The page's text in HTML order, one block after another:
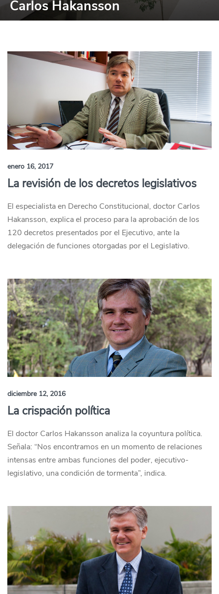
Carlos Hakansson
enero 16, 2017
La revisión de los decretos legislativos
El especialista en Derecho Constitucional, doctor Carlos
Hakansson, explica el proceso para la aprobación de los
120 decretos presentados por el Ejecutivo, ante la
delegación de funciones otorgadas por el Legislativo.
diciembre 12, 2016
La crispación política
El doctor Carlos Hakansson analiza la coyuntura política.
Señala: “Nos encontramos en un momento de relaciones
intensas entre ambas funciones del poder, ejecutivo-
legislativo, una condición de tormenta”, indica.